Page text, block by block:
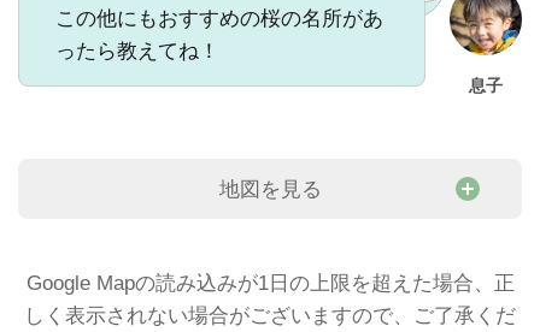
息子
この他にもおすすめの桜の名所があ
ったら教えてね！
地図を見る
Google Mapの読み込みが1日の上限を超えた場合、正
しく表示されない場合がございますので、ご了承くだ